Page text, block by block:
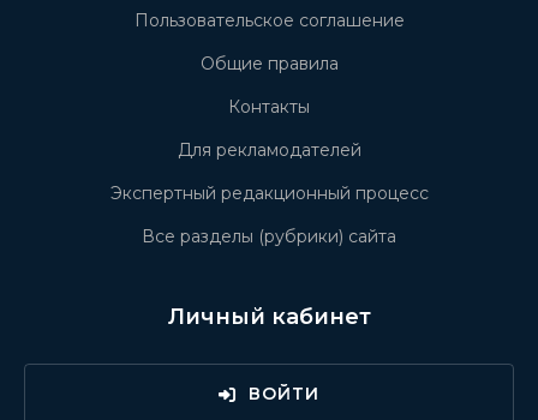
Пользовательское соглашение
Общие правила
Контакты
Для рекламодателей
Экспертный редакционный процесс
Все разделы (рубрики) сайта
Личный кабинет
ВОЙТИ